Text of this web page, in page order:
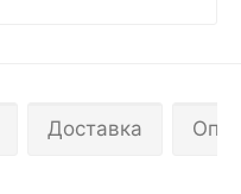
Доставка